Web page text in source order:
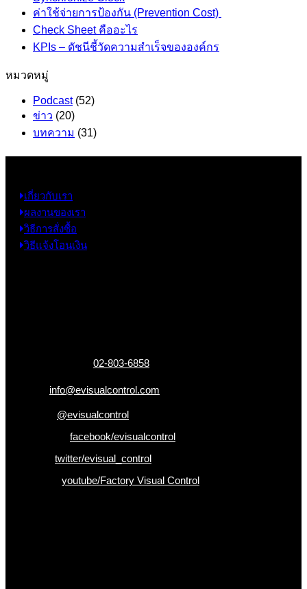
ค่าใช้จ่ายการป้องกัน (Prevention Cost)
Check Sheet คืออะไร
KPIs – ดัชนีชี้วัดความสำเร็จขององค์กร
หมวดหมู่
Podcast(52)
ข่าว (20)
บทความ (31)
เกี่ยวกับเรา
ผลงานของเรา
วิธีการสั่งซื้อ
วิธีแจ้งโอนเงิน
02-803-6858
info@evisualcontrol.com
@evisualcontrol
facebook/evisualcontrol
twitter/evisual_control
youtube/Factory Visual Control